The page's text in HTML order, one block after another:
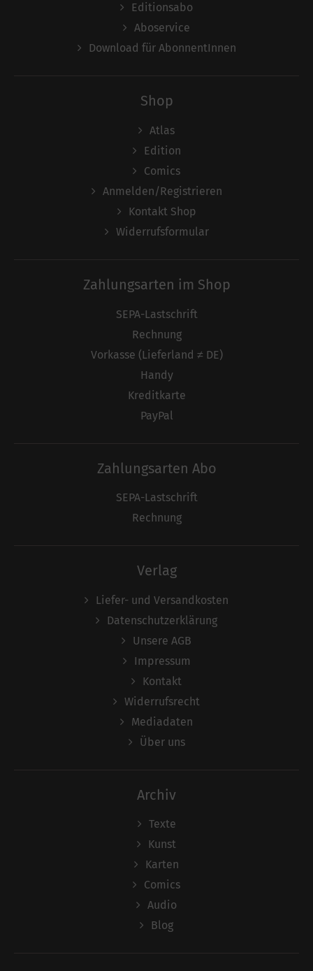
Editionsabo
Aboservice
Download für AbonnentInnen
Shop
Atlas
Edition
Comics
Anmelden/Registrieren
Kontakt Shop
Widerrufsformular
Zahlungsarten im Shop
SEPA-Lastschrift
Rechnung
Vorkasse (Lieferland ≠ DE)
Handy
Kreditkarte
PayPal
Zahlungsarten Abo
SEPA-Lastschrift
Rechnung
Verlag
Liefer- und Versandkosten
Datenschutzerklärung
Unsere AGB
Impressum
Kontakt
Widerrufsrecht
Mediadaten
Über uns
Archiv
Texte
Kunst
Karten
Comics
Audio
Blog